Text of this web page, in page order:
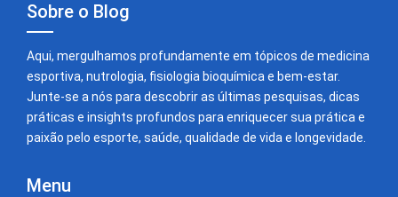
Sobre o Blog
Aqui, mergulhamos profundamente em tópicos de medicina
esportiva, nutrologia, fisiologia bioquímica e bem-estar.
Junte-se a nós para descobrir as últimas pesquisas, dicas
práticas e insights profundos para enriquecer sua prática e
paixão pelo esporte, saúde, qualidade de vida e longevidade.
Menu